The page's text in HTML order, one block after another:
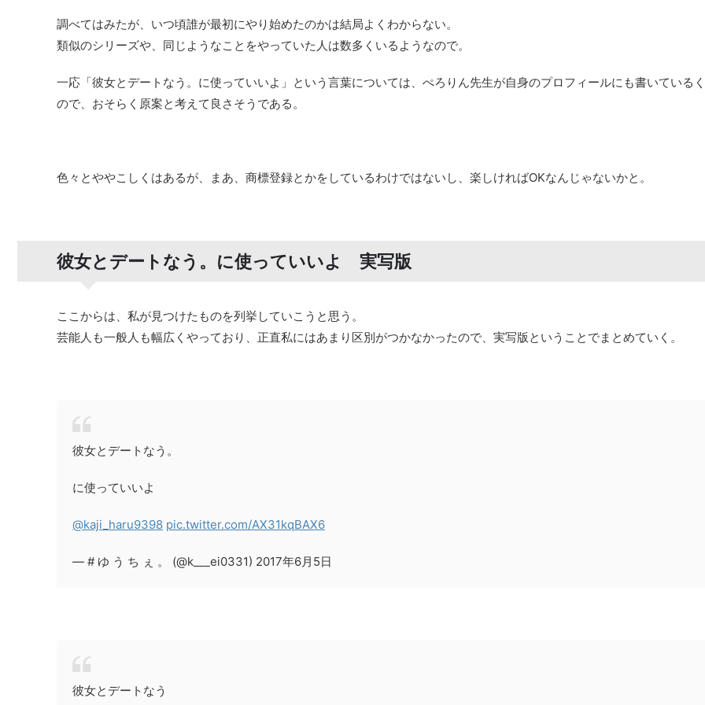
調べてはみたが、いつ頃誰が最初にやり始めたのかは結局よくわからない。
類似のシリーズや、同じようなことをやっていた人は数多くいるようなので。
一応「彼女とデートなう。に使っていいよ」という言葉については、ぺろりん先生が自身のプロフィールにも書いている
ので、おそらく原案と考えて良さそうである。
色々とややこしくはあるが、まあ、商標登録とかをしているわけではないし、楽しければOKなんじゃないかと。
彼女とデートなう。に使っていいよ 実写版
ここからは、私が見つけたものを列挙していこうと思う。
芸能人も一般人も幅広くやっており、正直私にはあまり区別がつかなかったので、実写版ということでまとめていく。
彼女とデートなう。
に使っていいよ
@kaji_haru9398 pic.twitter.com/AX31kqBAX6
— # ゆ う ち ぇ 。 (@k___ei0331) 2017年6月5日
彼女とデートなう